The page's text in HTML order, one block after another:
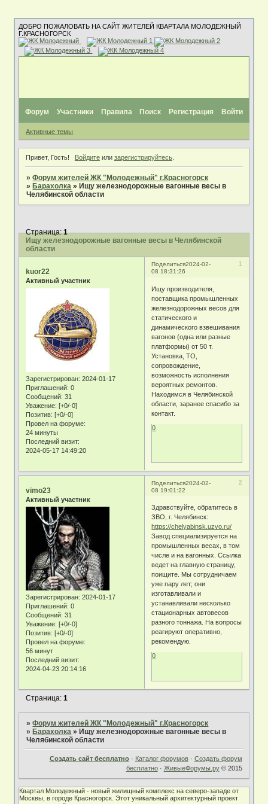
ДОБРО ПОЖАЛОВАТЬ НА САЙТ ЖИТЕЛЕЙ КВАРТАЛА МОЛОДЕЖНЫЙ
Г.КРАСНОГОРСК
Форум Участники Правила Поиск Регистрация Войти
Активные темы
Привет, Гость! Войдитеили зарегистрируйтесь.
»Форум жителей ЖК "Молодежный" г.Красногорск
» Барахолка » Ищу железнодорожные вагонные весы в
Челябинской области
Ищу железнодорожные вагонные весы в Челябинской
области
Страница:1
Поделиться 1
2024-02-
08 18:31:26
kuor22
Активный участник
Зарегистрирован: 2024-01-17
Приглашений: 0
Сообщений: 31
Уважение: [+0/-0]
Позитив: [+0/-0]
Провел на форуме:
24 минуты
Последний визит:
2024-05-17 14:49:20
Ищу производителя,
поставщика промышленных
железнодорожных весов для
статического и
динамического взвешивания
вагонов (одна или разные
платформы) от 50 т.
Установка, ТО,
сопровождение,
возможность исполнения
вероятных ремонтов.
Находимся в Челябинской
области, заранее спасибо за
контакт.
0
Поделиться 2
2024-02-
08 19:01:22
vimo23
Активный участник
Зарегистрирован: 2024-01-17
Приглашений: 0
Сообщений: 31
Уважение: [+0/-0]
Позитив: [+0/-0]
Провел на форуме:
56 минут
Последний визит:
2024-04-23 20:14:16
Здравствуйте, обратитесь в
ЗВО, г. Челябинск:
https://chelyabinsk.uzvo.ru/
Завод специализируется на
промышленных весах, в том
числе и на вагонных. Ссылка
ведет на главную страницу,
поищите. Мы сотрудничаем
уже пару лет; они
изготавливали и
устанавливали несколько
стационарных автовесов
разного тоннажа. На вопросы
реагируют оперативно,
рекомендую.
0
Страница:1
»Форум жителей ЖК "Молодежный" г.Красногорск
»Барахолка »Ищу железнодорожные вагонные весы в
Челябинской области
Создать сайт бесплатно· Каталог форумов· Создать форум
бесплатно· ЖивыеФорумы.ру© 2015
Квартал Молодежный - новый жилищный комплекс на северо-западе от
Москвы, в городе Красногорск. Этот уникальный архитектурный проект